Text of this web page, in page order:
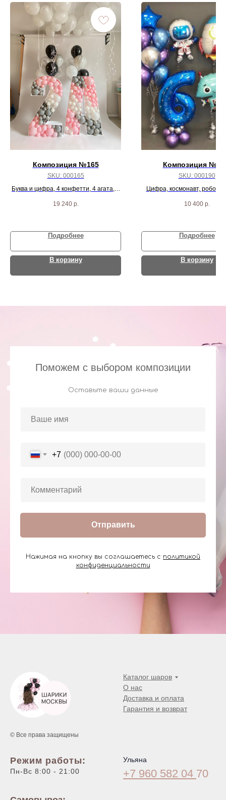
Композиция №165
SKU: 000165
Буква и цифра, 4 конфетти, 4 агата, 4
19 240 р.
Подробнее
В корзину
Композиция №
SKU: 000190
Цифра, космонавт, робот,
10 400 р.
Подробнее
В корзину
Поможем с выбором композиции
Оставьте ваши данные
+7
Отправить
Нажимая на кнопку вы соглашаетесь с политикой
конфиденциальности
© Все права защищены
Каталог шаров
О нас
Доставка и оплата
Гарантия и возврат
Режим работы:
Пн-Вс 8:00 - 21:00
Ульяна
+7 960 582 04 70